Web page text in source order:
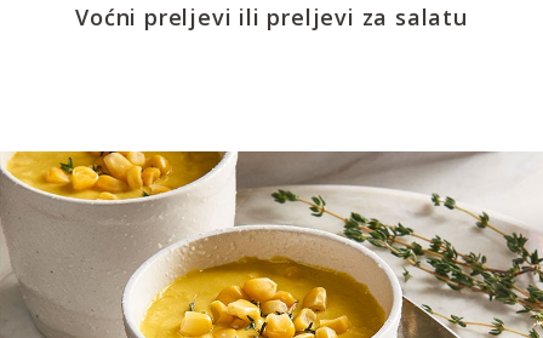
Voćni preljevi ili preljevi za salatu